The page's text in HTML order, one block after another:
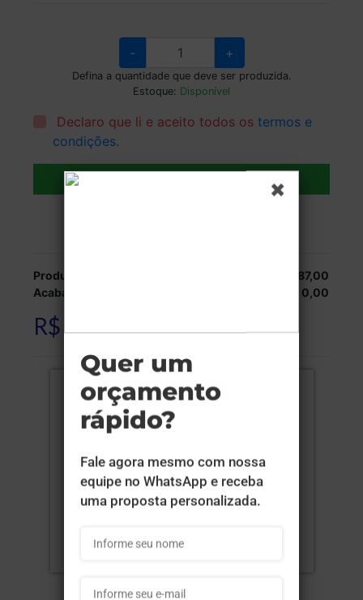
- +
Defina a quantidade que deve ser produzida.
Estoque: Disponível
Declaro que li e aceito todos ostermos e
condições.
Produção:
R$ 187,00
Acabamentos:
R$ 0,00
R$ 187,00